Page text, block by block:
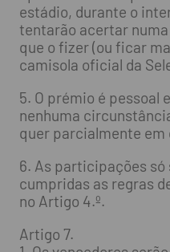
estádio, durante o
tentarão acertar
que o fizer (ou ficar
camisola oficial da
5. O prémio é pessoal
nenhuma
quer parcialmente em
6. As participações só
cumpridas as regras
no Artigo 4.º.
Artigo 7.